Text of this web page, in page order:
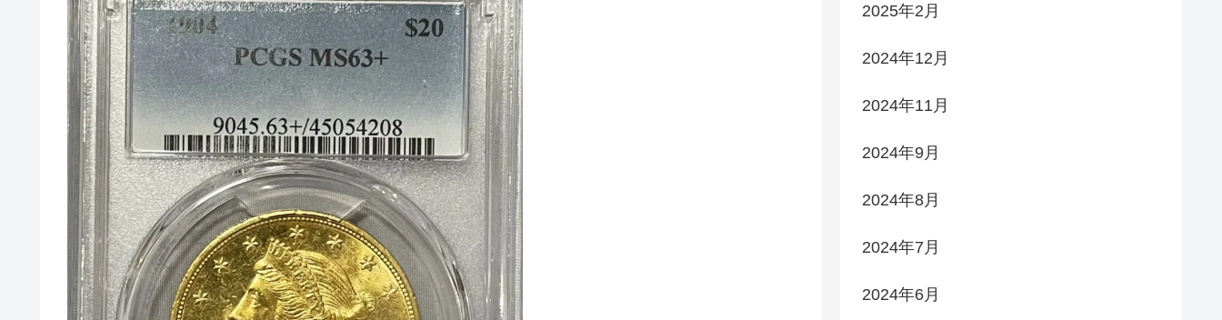
2025年2月
2024年12月
2024年11月
2024年9月
2024年8月
2024年7月
2024年6月